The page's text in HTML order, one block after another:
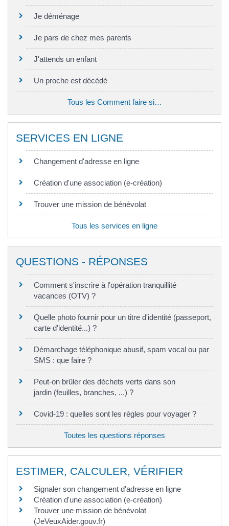
Je déménage
Je pars de chez mes parents
J'attends un enfant
Un proche est décédé
Tous les Comment faire si…
SERVICES EN LIGNE
Changement d'adresse en ligne
Création d'une association (e-création)
Trouver une mission de bénévolat
Tous les services en ligne
QUESTIONS - RÉPONSES
Comment s'inscrire à l'opération tranquillité
vacances (OTV) ?
Quelle photo fournir pour un titre d'identité (passeport,
carte d'identité...) ?
Démarchage téléphonique abusif, spam vocal ou par
SMS : que faire ?
Peut-on brûler des déchets verts dans son
jardin (feuilles, branches, ...) ?
Covid-19 : quelles sont les règles pour voyager ?
Toutes les questions réponses
ESTIMER, CALCULER, VÉRIFIER
Signaler son changement d'adresse en ligne
Création d'une association (e-création)
Trouver une mission de bénévolat
(JeVeuxAider.gouv.fr)